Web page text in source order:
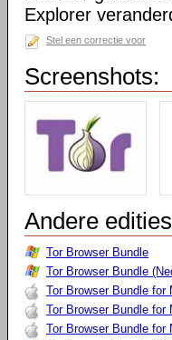
Explorer
Stel een correctie voor
Screenshots:
Andere
Tor Browser Bundle
Tor Browser Bundle
Tor Browser Bundle for
Tor Browser Bundle for
Tor Browser Bundle for